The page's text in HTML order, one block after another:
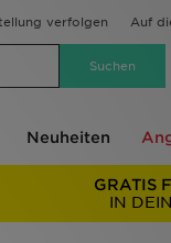
verfolgen Auf
Neuheiten
GRATIS
IN